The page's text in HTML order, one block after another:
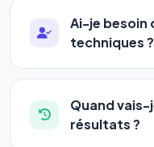
Ai-je besoin
techniques ?
Absolument pas.
être accessible à
commerçants, auto-
Quand vais-
résultats ?